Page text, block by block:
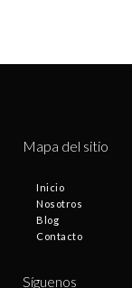
Mapa del sitio
Inicio
Nosotros
Blog
Contacto
Síguenos